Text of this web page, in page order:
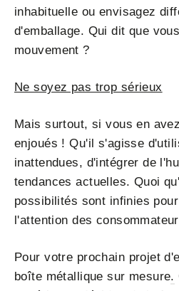
inhabituelle ou envisagez
d'emballage. Qui dit que
mouvement ?
Ne soyez pas trop sérieux
Mais surtout, si vous en
enjoués ! Qu'il s'agisse
inattendues, d'intégrer de
tendances actuelles. Quoi
possibilités sont infinies
l'attention des
Pour votre prochain projet
boîte métallique sur mesure.